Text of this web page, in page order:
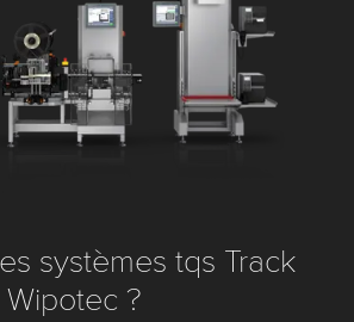
systèmes tqs Track
?